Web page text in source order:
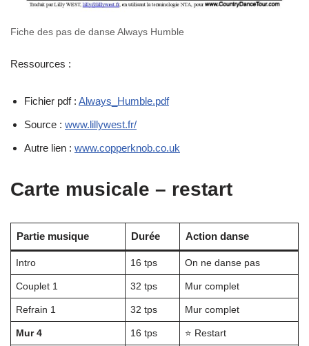
Fiche des pas de danse Always Humble
Ressources :
Fichier pdf : Always_Humble.pdf
Source : www.lillywest.fr/
Autre lien : www.copperknob.co.uk
Carte musicale – restart
Partie musique Durée Action danse
Intro 16 tps On ne danse pas
Couplet 1 32 tps Mur complet
Refrain 1 32 tps Mur complet
Mur 4 16 tps ⭐ Restart